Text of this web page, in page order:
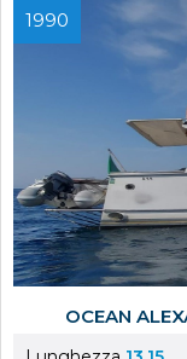
1990
OCEAN